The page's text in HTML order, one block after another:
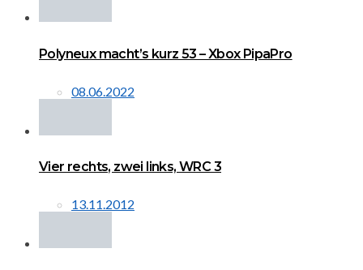
Polyneux macht’s kurz 53 – Xbox PipaPro
08.06.2022
Vier rechts, zwei links, WRC 3
13.11.2012